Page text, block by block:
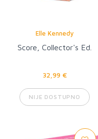
Elle Kennedy
Score, Collector's Ed.
32,99 €
NIJE DOSTUPNO